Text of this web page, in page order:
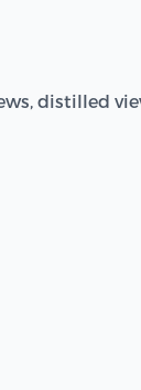
distilled